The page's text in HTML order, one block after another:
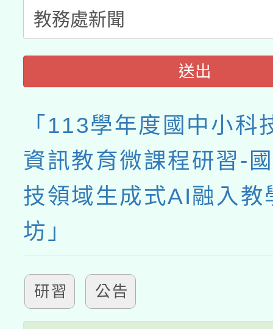
送出
「113學年度國中小科
資訊教育微課程研習-
技領域生成式AI融入教
坊」
研習 公告